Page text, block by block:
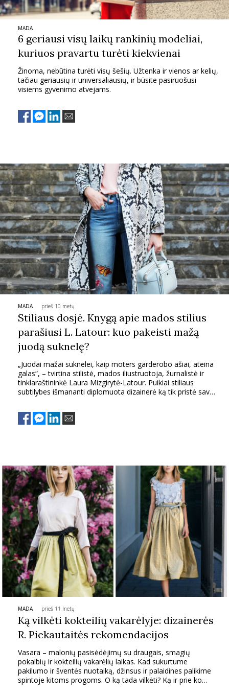
MADA
6 geriausi visų laikų rankinių modeliai,
kuriuos pravartu turėti kiekvienai
Žinoma, nebūtina turėti visų šešių. Užtenka ir vienos ar kelių,
tačiau geriausių ir universaliausių, ir būsite pasiruošusi
visiems gyvenimo atvejams.
MADA prieš 10 metų
Stiliaus dosjė. Knygą apie mados stilius
parašiusi L. Latour: kuo pakeisti mažą
juodą suknelę?
„Juodai mažai suknelei, kaip moters garderobo ašiai, ateina
galas“, – tvirtina stilistė, mados iliustruotoja, žurnalistė ir
tinklaraštininkė Laura Mizgirytė-Latour. Puikiai stiliaus
subtilybes išmananti diplomuota dizainerė ką tik pristė savo
Joje – daugybė atsakymų, kaip susikurti savitą stilių. O koks
pačios Lauros stilius ir pagrindiniai jo kūrimo principai? Ir ką ji
MADA prieš 11 metų
Ką vilkėti kokteilių vakarėlyje: dizainerės
R. Piekautaitės rekomendacijos
Vasara – malonių pasisėdėjimų su draugais, smagių
pokalbių ir kokteilių vakarėlių laikas. Kad sukurtume
pakilumo ir šventės nuotaiką, džinsus ir palaidines palikime
spintoje kitoms progoms. O ką tada vilkėti? Ką ir prie ko